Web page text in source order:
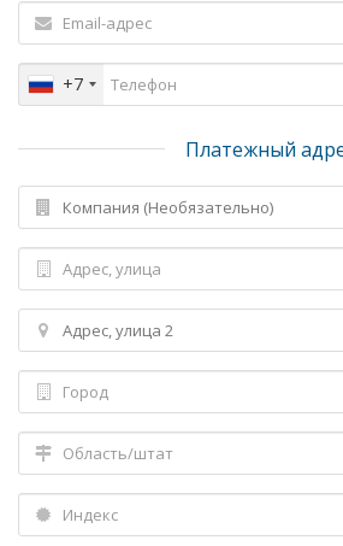
+7
Платежный